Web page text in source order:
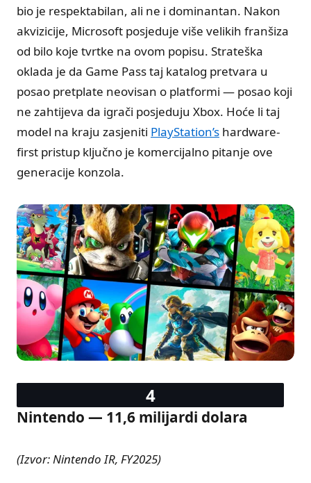
bio je respektabilan, ali ne i dominantan. Nakon
akvizicije, Microsoft posjeduje više velikih franšiza
od bilo koje tvrtke na ovom popisu. Strateška
oklada je da Game Pass taj katalog pretvara u
posao pretplate neovisan o platformi — posao koji
ne zahtijeva da igrači posjeduju Xbox. Hoće li taj
model na kraju zasjeniti PlayStation’s hardware-
first pristup ključno je komercijalno pitanje ove
generacije konzola.
Nintendo — 11,6 milijardi dolara
(Izvor: Nintendo IR, FY2025)